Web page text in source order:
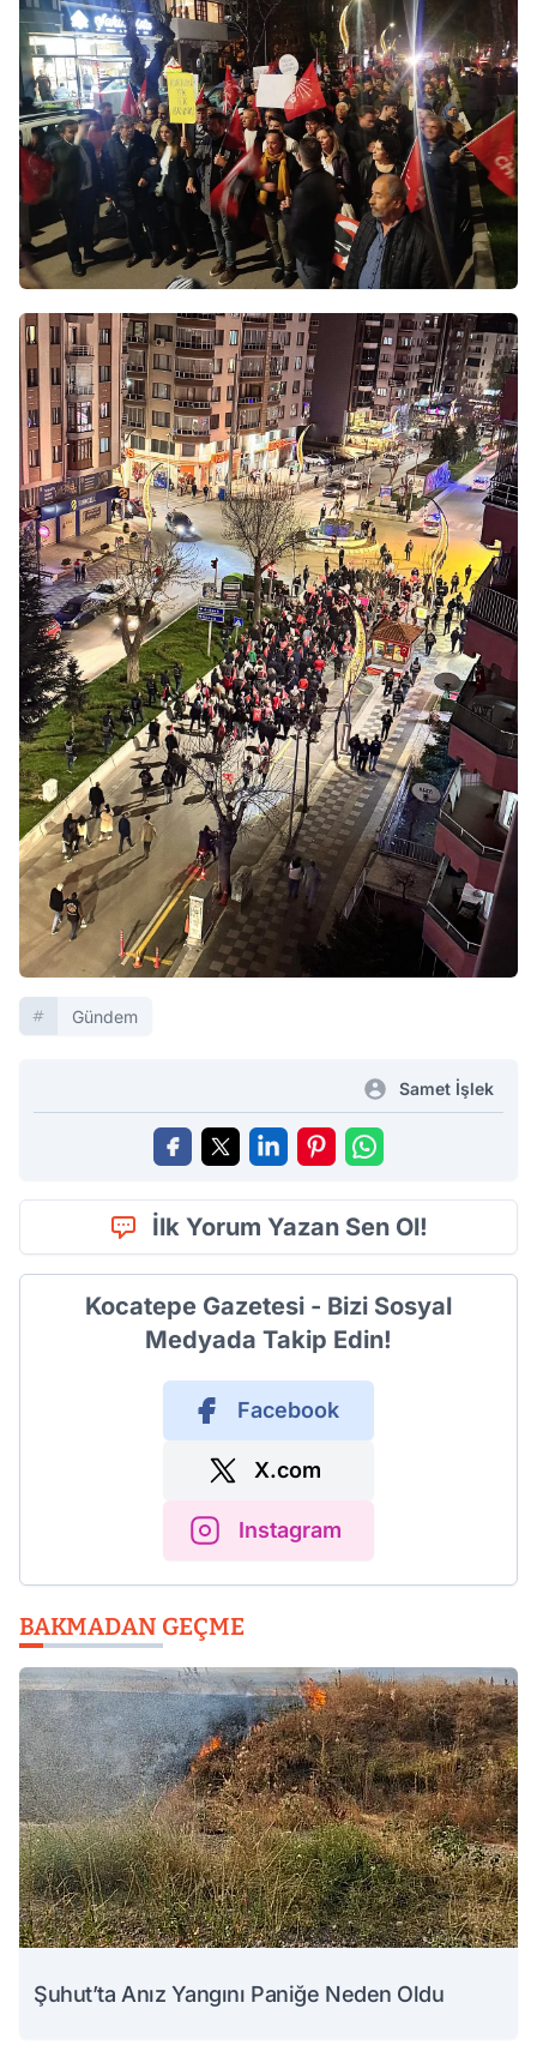
Gündem
Samet İşlek
İlk Yorum Yazan Sen Ol!
Kocatepe Gazetesi - Bizi Sosyal
Medyada Takip Edin!
Facebook
X.com
Instagram
BAKMADAN GEÇME
Şuhut’ta Anız Yangını Paniğe Neden Oldu